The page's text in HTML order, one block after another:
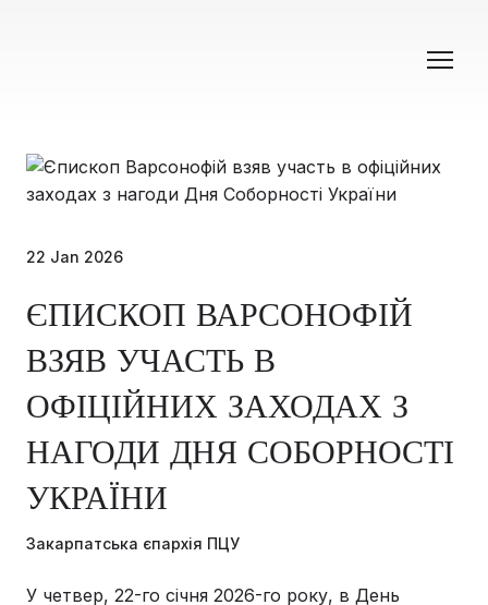
22 Jan 2026
ЄПИСКОП ВАРСОНОФІЙ
ВЗЯВ УЧАСТЬ В
ОФІЦІЙНИХ ЗАХОДАХ З
НАГОДИ ДНЯ СОБОРНОСТІ
УКРАЇНИ
Закарпатська єпархія ПЦУ
У четвер, 22-го січня 2026-го року, в День